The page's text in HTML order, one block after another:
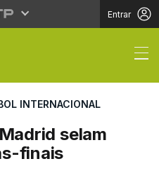
Entrar
de
INTERNACIONAL
selam
finais